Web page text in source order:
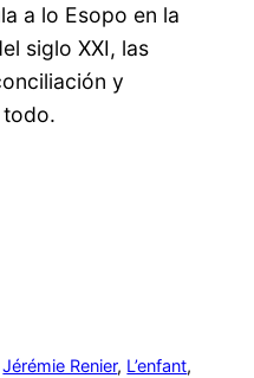
a lo Esopo en la
siglo XXI, las
y
Jérémie Renier, L’enfant